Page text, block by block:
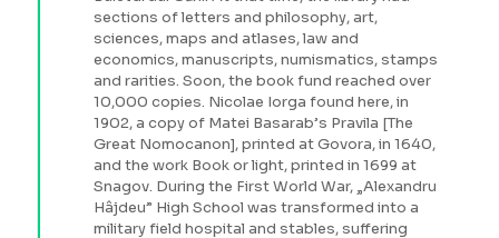
sections of letters and philosophy, art,
sciences, maps and atlases, law and
economics, manuscripts, numismatics, stamps
and rarities. Soon, the book fund reached over
10,000 copies. Nicolae Iorga found here, in
1902, a copy of Matei Basarab’s Pravila [The
Great Nomocanon], printed at Govora, in 1640,
and the work Book or light, printed in 1699 at
Snagov. During the First World War, „Alexandru
Hâjdeu” High School was transformed into a
military field hospital and stables, suffering